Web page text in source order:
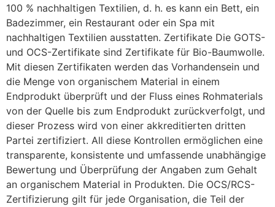
100 % nachhaltigen Textilien, d. h. es kann ein Bett, ein
Badezimmer, ein Restaurant oder ein Spa mit
nachhaltigen Textilien ausstatten. Zertifikate Die GOTS-
und OCS-Zertifikate sind Zertifikate für Bio-Baumwolle.
Mit diesen Zertifikaten werden das Vorhandensein und
die Menge von organischem Material in einem
Endprodukt überprüft und der Fluss eines Rohmaterials
von der Quelle bis zum Endprodukt zurückverfolgt, und
dieser Prozess wird von einer akkreditierten dritten
Partei zertifiziert. All diese Kontrollen ermöglichen eine
transparente, konsistente und umfassende unabhängige
Bewertung und Überprüfung der Angaben zum Gehalt
an organischem Material in Produkten. Die OCS/RCS-
Zertifizierung gilt für jede Organisation, die Teil der